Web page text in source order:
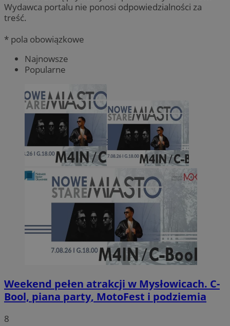
Wydawca portalu nie ponosi odpowiedzialności za
treść.
* pola obowiązkowe
Najnowsze
Popularne
Weekend pełen atrakcji w Mysłowicach. C-
Bool, piana party, MotoFest i podziemia
8